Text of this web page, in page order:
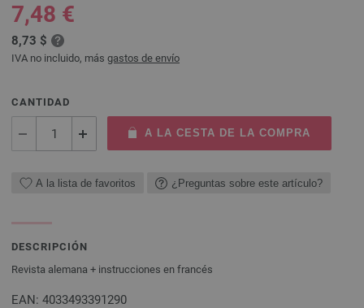
7,48 €
8,73 $
IVA no incluido, más gastos de envío
CANTIDAD
A LA CESTA DE LA COMPRA
A la lista de favoritos ¿Preguntas sobre este artículo?
DESCRIPCIÓN
Revista alemana + instrucciones en francés
EAN: 4033493391290